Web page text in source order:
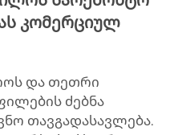
კომერციულ
და თეთრი
ძებნა
თავგადასავლება.